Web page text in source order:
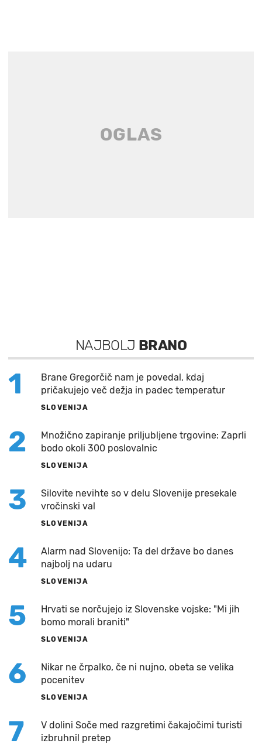
NAJBOLJ BRANO
1
Brane Gregorčič nam je povedal, kdaj
pričakujejo več dežja in padec temperatur
SLOVENIJA
2
Množično zapiranje priljubljene trgovine: Zaprli
bodo okoli 300 poslovalnic
SLOVENIJA
3
Silovite nevihte so v delu Slovenije presekale
vročinski val
SLOVENIJA
4
Alarm nad Slovenijo: Ta del države bo danes
najbolj na udaru
SLOVENIJA
5
Hrvati se norčujejo iz Slovenske vojske: "Mi jih
bomo morali braniti"
SLOVENIJA
6
Nikar ne črpalko, če ni nujno, obeta se velika
pocenitev
SLOVENIJA
7
V dolini Soče med razgretimi čakajočimi turisti
izbruhnil pretep